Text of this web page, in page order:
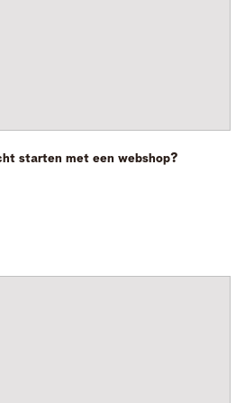
starten met een webshop?